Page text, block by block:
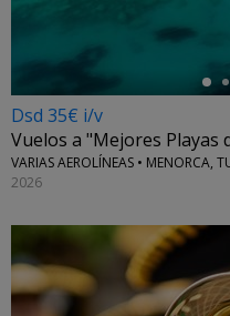
Dsd 35€ i/v
Vuelos a "Mejores Playas
VARIAS AEROLÍNEAS • MENORCA,
2026